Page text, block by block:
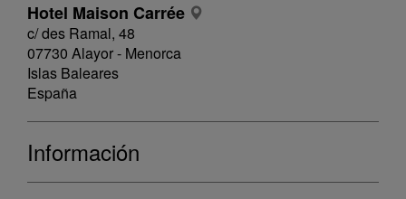
Hotel Maison Carrée
c/ des Ramal, 48
07730 Alayor - Menorca
Islas Baleares
España
Información